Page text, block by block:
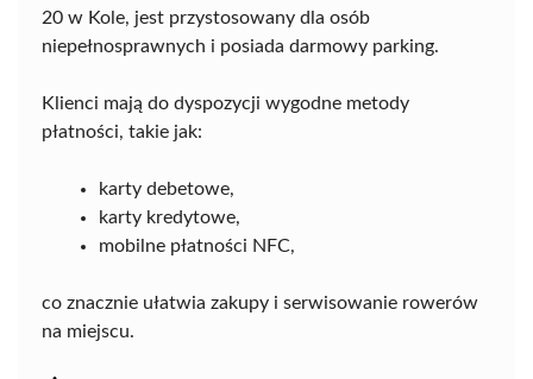
20 w Kole, jest przystosowany dla osób
niepełnosprawnych i posiada darmowy parking.
Klienci mają do dyspozycji wygodne metody
płatności, takie jak:
karty debetowe,
karty kredytowe,
mobilne płatności NFC,
co znacznie ułatwia zakupy i serwisowanie rowerów
na miejscu.